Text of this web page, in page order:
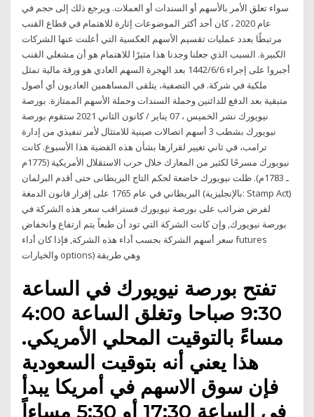
سواء تعلق الأمر بالأسهم أو السندات أو العملات. ويرجع ذلك إلى حجم في
عام 2020 ، كان أحد أكثر الموضوعات إثارة للاهتمام في قطاع القنب
مرتبطًا بعدد عمليات تقسيم الأسهم العكسية التي أعلنت عنها الشركات
الكبيرة. السبب الذي جعلنا وجدنا هذا مثيرًا للاهتمام هو أن مشغلي القنب
أجبروا على إجراء 6‏‏/6‏‏/1442 بعد الهجرة السهم العادي هو ورقة مالية تمثل
ملكية في شركة. في التصفية، يتلقى المساهمين العاديون أي أصول
متبقية بعد الدفع للدائنين وحملة السندات وحملة الأسهم الممتازة. بورصة
نيويورك نشر الخميس ، 07 يناير / كانون الثاني 2021 ستقوم بورصة
نيويورك بشطب 3 أسهم اتصالات صينية للامتثال لأمر تنفيذي من إدارة
ترامب، في ثاني تغيير لقرارها بشأن هذه القضية هذا الأسبوع. كانت
نيويورك مسرحًا لكثير من المعارك خلال حرب الاستقلال الأمريكية (1775م
ـ 1783م). ظلت نيويورك خاضعة لحكم التاج البريطانى حتى أقدم البرلمان
البريطاني في عام 1765 على إقرار قانون الدمغة (بالإنجليزية: Stamp Act)
لفرض ضرائب على بورصة نيويورك فستراقب سعر هذه الشركة في
بورصة نيويورك, وإن كانت الشركة التي تود أن طبعاً يتم ارتفاع وانخفاض
سعر أسهم الشركة بحسب أداء هذه الشركة, فإذا كان أداء futures
والخيارات options) وهي طريقة
تفتح بورصة نيويورك في الساعة
9:30 صباحا وتغلق الساعة 4:00
مساءً بالتوقيت المحلي الأمريكي.
هذا يعني أنه بتوقيت السعودية
فإن سوق الاسهم في أمريكا يبدأ
في الساعة 17:30 أو 5:30 مساءاً